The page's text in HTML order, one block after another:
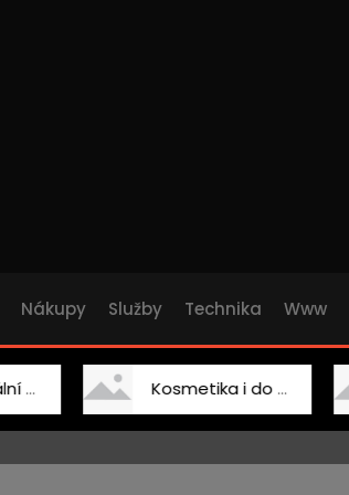
Nákupy Služby Technika Www
Kosmetika i do salonu